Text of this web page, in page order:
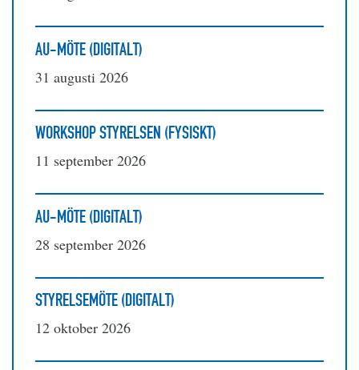
AU-MÖTE (DIGITALT)
31 augusti 2026
WORKSHOP STYRELSEN (FYSISKT)
11 september 2026
AU-MÖTE (DIGITALT)
28 september 2026
STYRELSEMÖTE (DIGITALT)
12 oktober 2026